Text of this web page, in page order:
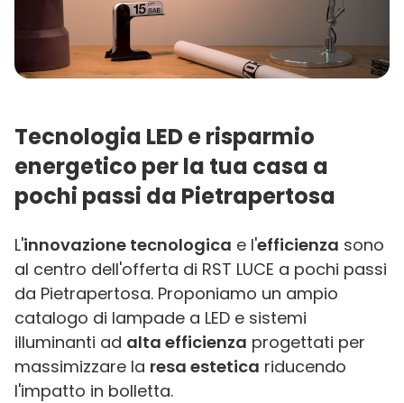
Tecnologia LED e risparmio
energetico per la tua casa a
pochi passi da Pietrapertosa
L'innovazione tecnologica e l'efficienza sono
al centro dell'offerta di RST LUCE a pochi passi
da Pietrapertosa. Proponiamo un ampio
catalogo di lampade a LED e sistemi
illuminanti ad alta efficienza progettati per
massimizzare la resa estetica riducendo
l'impatto in bolletta.